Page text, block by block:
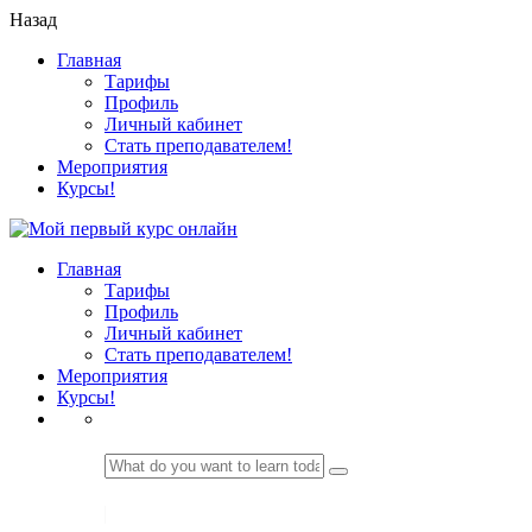
Назад
Главная
Тарифы
Профиль
Личный кабинет
Стать преподавателем!
Мероприятия
Курсы!
Главная
Тарифы
Профиль
Личный кабинет
Стать преподавателем!
Мероприятия
Курсы!